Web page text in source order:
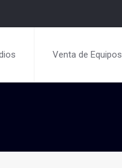
Venta de Equipos